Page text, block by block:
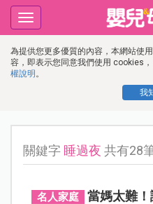
為提供您更多優質的內容，本網站使
容，即表示您同意我們使用 cookies
權說明 。
我
Toggle
navigation
關鍵字 睡過夜 共有28
名人家庭
當媽太難